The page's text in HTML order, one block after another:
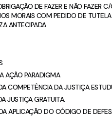
DE FAZER E NÃO FAZER
MORAIS COM PEDIDO DE TUTELA
ANTECIPADA
AÇÃO PARADIGMA
COMPETÊNCIA DA JUSTIÇA
JUSTIÇA GRATUITA.
APLICAÇÃO DO CÓDIGO DE